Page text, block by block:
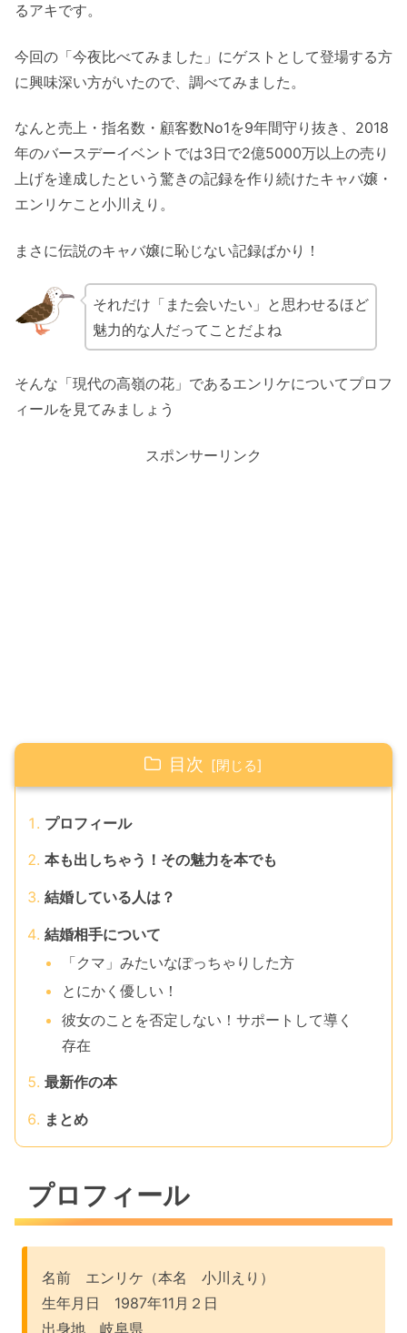
るアキです。
今回の「今夜比べてみました」にゲストとして登場する方
に興味深い方がいたので、調べてみました。
なんと売上・指名数・顧客数No1を9年間守り抜き、2018
年のバースデーイベントでは3日で2億5000万以上の売り
上げを達成したという驚きの記録を作り続けたキャバ嬢・
エンリケこと小川えり。
まさに伝説のキャバ嬢に恥じない記録ばかり！
それだけ「また会いたい」と思わせるほど
魅力的な人だってことだよね
そんな「現代の高嶺の花」であるエンリケについてプロフ
ィールを見てみましょう
スポンサーリンク
目次
プロフィール
本も出しちゃう！その魅力を本でも
結婚している人は？
結婚相手について
「クマ」みたいなぽっちゃりした方
とにかく優しい！
彼女のことを否定しない！サポートして導く
存在
最新作の本
まとめ
プロフィール
名前 エンリケ（本名 小川えり）
生年月日 1987年11月２日
出身地 岐阜県